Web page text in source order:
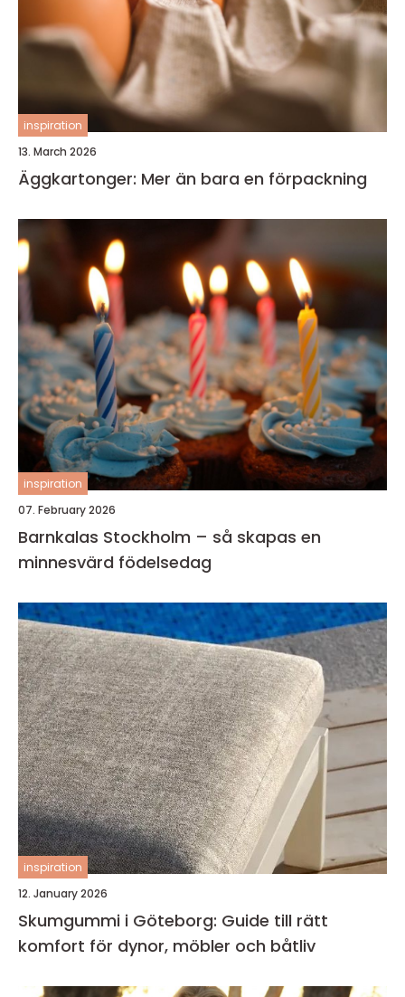
inspiration
13. March 2026
Äggkartonger: Mer än bara en förpackning
inspiration
07. February 2026
Barnkalas Stockholm – så skapas en
minnesvärd födelsedag
inspiration
12. January 2026
Skumgummi i Göteborg: Guide till rätt
komfort för dynor, möbler och båtliv